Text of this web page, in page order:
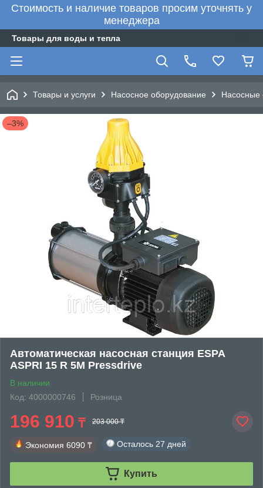
Стоимость и наличие товаров просим уточнять у
менеджера
Товары для воды и тепла
Товары и услуги Насосное оборудование Насосные
–3%
Автоматическая насосная станция ESPA
ASPRI 15 R 5M Pressdrive
В наличии
Код: 4000000746
Розница
196 910 ₸ 203 000 ₸
Экономия 6090 ₸ Осталось 27 дней
Купить